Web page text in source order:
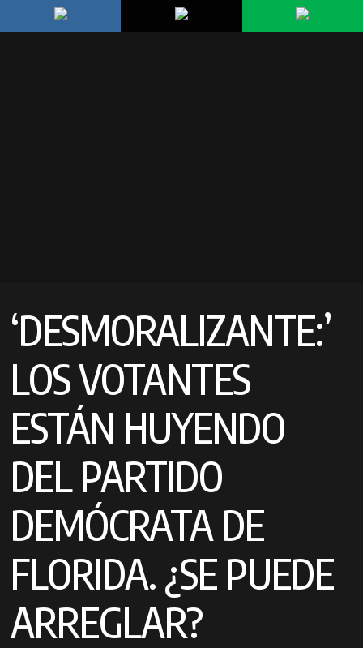
‘DESMORALIZANTE:’
LOS VOTANTES
ESTÁN HUYENDO
DEL PARTIDO
DEMÓCRATA DE
FLORIDA. ¿SE PUEDE
ARREGLAR?